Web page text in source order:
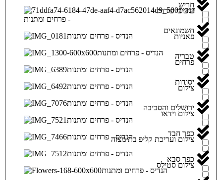
עיצובי פירות
פאניות
פרחים
צילום
צילום וידאו
צילום ועריכת קליפ בת מצוה
צילום סטילס
חריש
חשמונאים
טבריה
יסודות
ירושלים והסביבה
כפר חבד
כפר סבא